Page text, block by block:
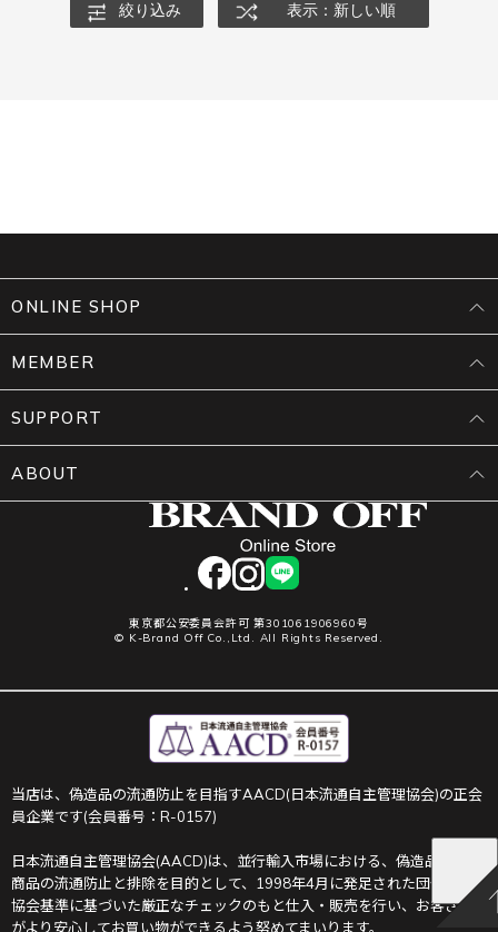
絞り込み 表示：新しい順
facebookinstagram
LINE
東京都公安委員会許可 第301061906960号
© K-Brand Off Co.,Ltd. All Rights Reserved.
ONLINE SHOP
MEMBER
SUPPORT
ABOUT
当店は、偽造品の流通防止を目指すAACD(日本流通自主管理協会)の正会
員企業です(会員番号：R-0157)
日本流通自主管理協会(AACD)は、並行輸入市場における、偽造品や不正
商品の流通防止と排除を目的として、1998年4月に発足された団体です。
協会基準に基づいた厳正なチェックのもと仕入・販売を行い、お客さま
がより安心してお買い物ができるよう努めてまいります。